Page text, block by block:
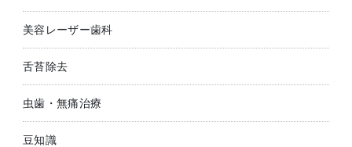
美容レーザー歯科
舌苔除去
虫歯・無痛治療
豆知識